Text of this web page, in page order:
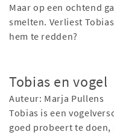
Maar op een ochtend
smelten. Verliest
hem te redden?
Tobias en vogel
Auteur: Marja Pullens
Tobias is een
goed probeert te